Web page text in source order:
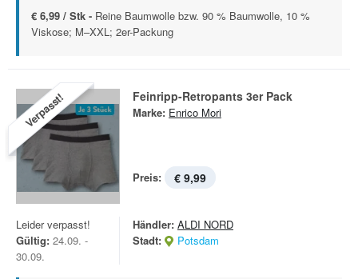
€ 6,99 / Stk - Reine Baumwolle bzw. 90 % Baumwolle, 10 %
Viskose; M–XXL; 2er-Packung
Verpasst! Feinripp-Retropants 3er Pack
Marke: Enrico Mori
Preis: € 9,99
Leider verpasst!
Gültig: 24.09. -
30.09.
Händler: ALDI NORD
Stadt:
Potsdam